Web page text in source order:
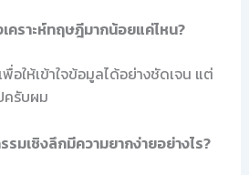
เคราะห์ทฤษฎีมากน้อยแค่ไหน?
อให้เข้าใจข้อมูลได้อย่างชัดเจน แต่
ครับผม
รมเชิงลึกมีความยากง่ายอย่างไร?